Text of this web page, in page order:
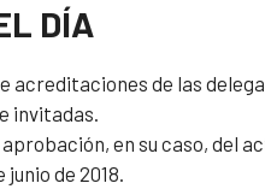
DÍA
acreditaciones de las
invitadas.
en su caso, del
junio de 2018.